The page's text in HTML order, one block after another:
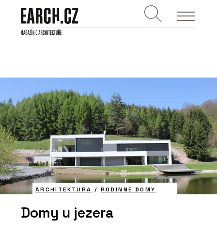
ARCHITEKTURA / RODINNÉ DOMY
Domy u jezera